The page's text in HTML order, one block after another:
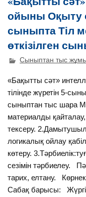
ойыны Оқыту
сыныпта Тіл
өткізілген
Сыныптан тыс
«Бақытты сәт»
тілінде жүретін 5-
сыныптан тыс шара
материалды
тексеру.
логикалық ойлау
көтеру.
сезімін тәрбиелеу.
тарих,
Сабақ барысы: